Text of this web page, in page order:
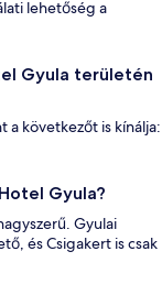
lehetőség a
Gyula területén
a következőt is kínálja:
Gyula?
Gyulai
és Csigakert is csak